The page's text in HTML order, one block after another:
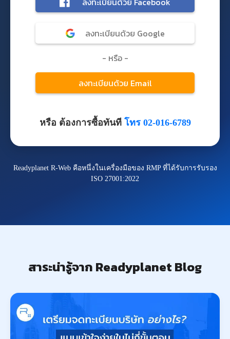
หรือ ต้องการซื้อทันที โทร 02-016-6789
Readyplanet R-Web คือหนึ่งในเครื่องมือของ RMP ที่ได้รับการรับรอง
ISO 27001:2022
สาระน่ารู้จาก Readyplanet Blog